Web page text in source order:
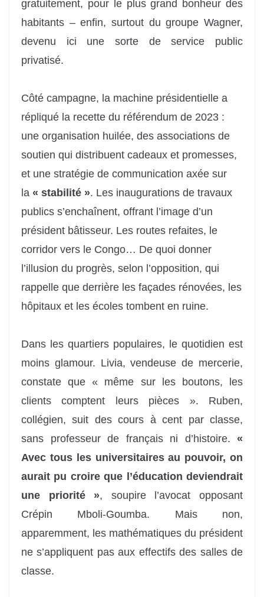
gratuitement, pour le plus grand bonheur des
habitants – enfin, surtout du groupe Wagner,
devenu ici une sorte de service public
privatisé.
Côté campagne, la machine présidentielle a
répliqué la recette du référendum de 2023 :
une organisation huilée, des associations de
soutien qui distribuent cadeaux et promesses,
et une stratégie de communication axée sur
la « stabilité ». Les inaugurations de travaux
publics s’enchaînent, offrant l’image d’un
président bâtisseur. Les routes refaites, le
corridor vers le Congo… De quoi donner
l’illusion du progrès, selon l’opposition, qui
rappelle que derrière les façades rénovées, les
hôpitaux et les écoles tombent en ruine.
Dans les quartiers populaires, le quotidien est
moins glamour. Livia, vendeuse de mercerie,
constate que « même sur les boutons, les
clients comptent leurs pièces ». Ruben,
collégien, suit des cours à cent par classe,
sans professeur de français ni d’histoire. «
Avec tous les universitaires au pouvoir, on
aurait pu croire que l’éducation deviendrait
une priorité », soupire l’avocat opposant
Crépin Mboli-Goumba. Mais non,
apparemment, les mathématiques du président
ne s’appliquent pas aux effectifs des salles de
classe.